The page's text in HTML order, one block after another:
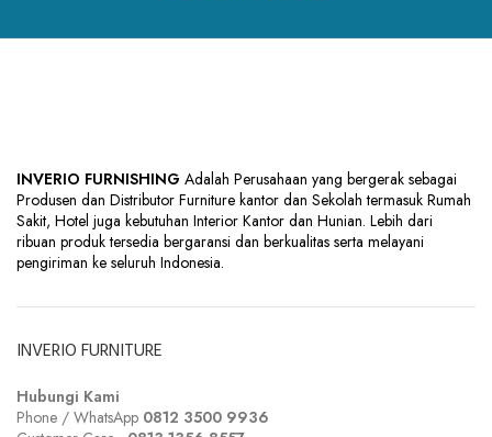
INVERIO FURNISHING Adalah Perusahaan yang bergerak sebagai
Produsen dan Distributor Furniture kantor dan Sekolah termasuk Rumah
Sakit, Hotel juga kebutuhan Interior Kantor dan Hunian. Lebih dari
ribuan produk tersedia bergaransi dan berkualitas serta melayani
pengiriman ke seluruh Indonesia.
INVERIO FURNITURE
Hubungi Kami
Phone / WhatsApp 0812 3500 9936